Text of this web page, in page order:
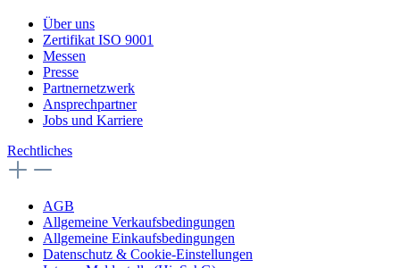
Über uns
Zertifikat ISO 9001
Messen
Presse
Partnernetzwerk
Ansprechpartner
Jobs und Karriere
Rechtliches
AGB
Allgemeine Verkaufsbedingungen
Allgemeine Einkaufsbedingungen
Datenschutz & Cookie-Einstellungen